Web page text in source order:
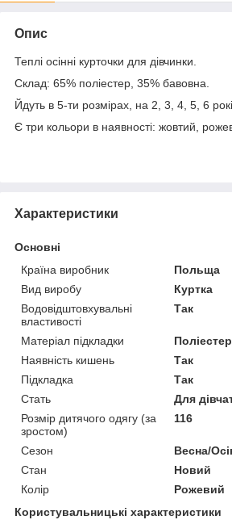
Опис
Теплі осінні курточки для дівчинки.
Склад: 65% поліестер, 35% бавовна.
Йдуть в 5-ти розмірах, на 2, 3, 4, 5, 6
Є три кольори в наявності: жовтий,
Характеристики
Основні
Країна виробник
Польща
Вид виробу
Куртка
Водовідштовхувальні
властивості
Так
Матеріал підкладки
Поліестер
Наявність кишень
Так
Підкладка
Так
Стать
Для
Розмір дитячого одягу (за
зростом)
116
Сезон
Весна/
Стан
Новий
Колір
Рожевий
Користувальницькі характеристики